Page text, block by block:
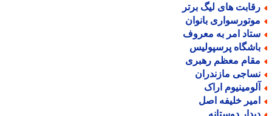
های لیگ برتر
بانوان
امر به معروف
پرسپولیس
معظم رهبری
مازندران
اراک
خلیفه اصل